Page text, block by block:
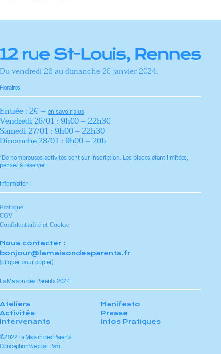
Du vendredi 26 au dimanche 28 janvier 2024.
Horaires
Entrée : 2€ – en savoir plus
Vendredi 26/01 : 9h00 – 22h30
Samedi 27/01 : 9h00 – 22h30
Dimanche 28/01 : 9h00 – 20h
*De nombreuses activités sont sur inscription. Les places étant limitées,
pensez à réserver !
Information
Pratique
CGV
Confidentialité et Cookie
Nous contacter :
bonjour@lamaisondesparents.fr
(cliquer pour copier)
La Maison des Parents 2024
Ateliers
Activités
Intervenants
Manifesto
Presse
Infos Pratiques
©2022 La Maison des Parents
Conception web par Pam